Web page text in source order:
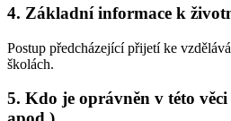
4. Základní informace k
Postup předcházející přijetí ke
školách.
5. Kdo je oprávněn v této